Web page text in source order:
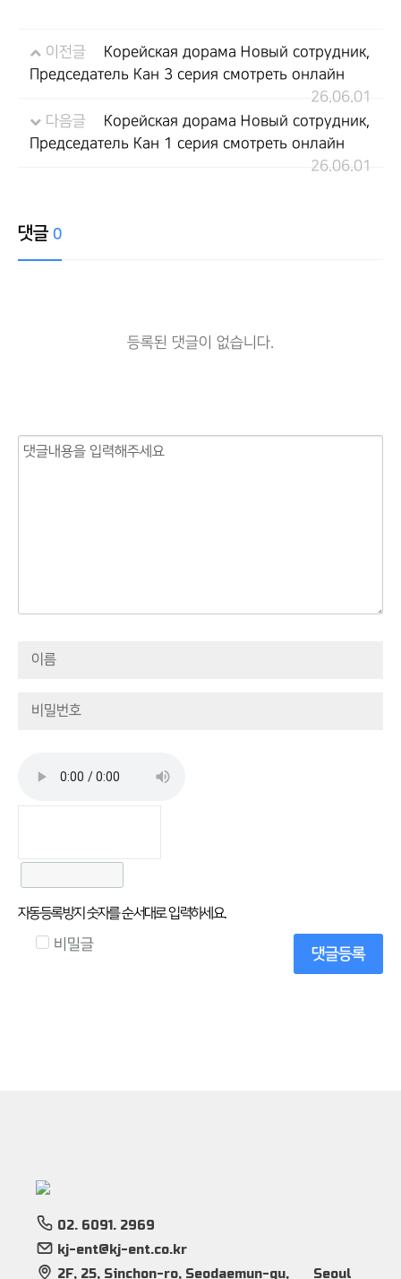
이전글
Корейская дорама Новый сотрудник,
Председатель Кан 3 серия смотреть онлайн
26.06.01
다음글
Корейская дорама Новый сотрудник,
Председатель Кан 1 серия смотреть онлайн
26.06.01
댓글 0
등록된 댓글이 없습니다.
자동등록방지 숫자를 순서대로 입력하세요.
비밀글 댓글등록
02. 6091. 2969
kj-ent@kj-ent.co.kr
2F, 25, Sinchon-ro, Seodaemun-gu,
Seoul